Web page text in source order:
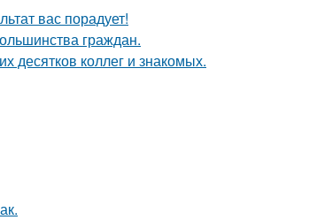
вас порадует!
граждан.
десятков коллег и знакомых.